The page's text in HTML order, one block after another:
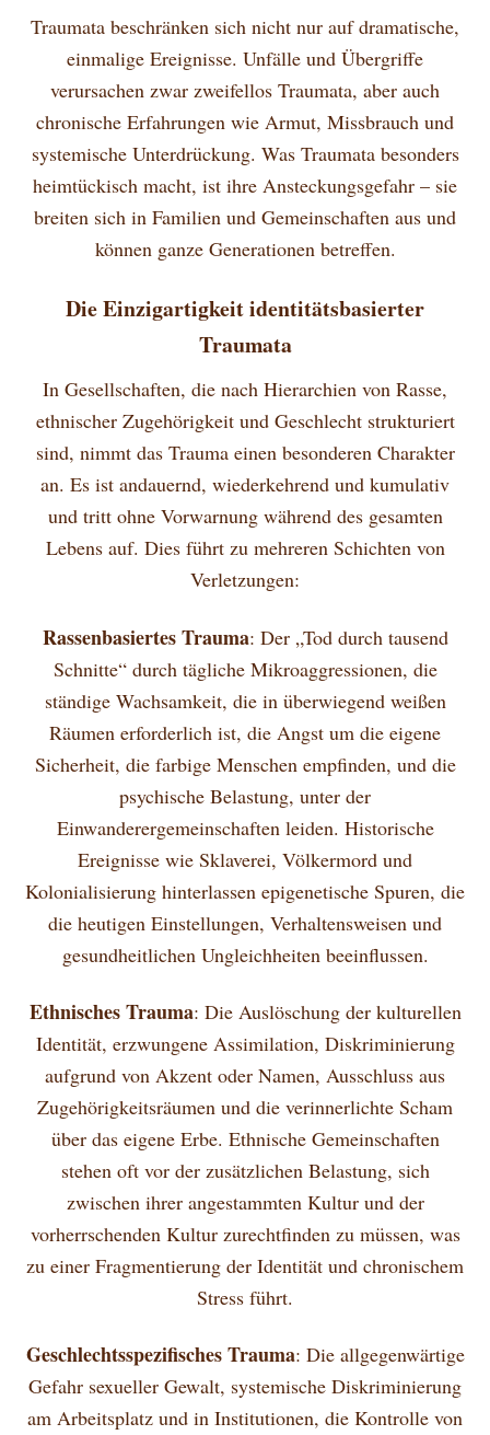
Traumata beschränken sich nicht nur auf dramatische,
einmalige Ereignisse. Unfälle und Übergriffe
verursachen zwar zweifellos Traumata, aber auch
chronische Erfahrungen wie Armut, Missbrauch und
systemische Unterdrückung. Was Traumata besonders
heimtückisch macht, ist ihre Ansteckungsgefahr – sie
breiten sich in Familien und Gemeinschaften aus und
können ganze Generationen betreffen.
Die Einzigartigkeit identitätsbasierter
Traumata
In Gesellschaften, die nach Hierarchien von Rasse,
ethnischer Zugehörigkeit und Geschlecht strukturiert
sind, nimmt das Trauma einen besonderen Charakter
an. Es ist andauernd, wiederkehrend und kumulativ
und tritt ohne Vorwarnung während des gesamten
Lebens auf. Dies führt zu mehreren Schichten von
Verletzungen:
Rassenbasiertes Trauma: Der „Tod durch tausend
Schnitte“ durch tägliche Mikroaggressionen, die
ständige Wachsamkeit, die in überwiegend weißen
Räumen erforderlich ist, die Angst um die eigene
Sicherheit, die farbige Menschen empfinden, und die
psychische Belastung, unter der
Einwanderergemeinschaften leiden. Historische
Ereignisse wie Sklaverei, Völkermord und
Kolonialisierung hinterlassen epigenetische Spuren, die
die heutigen Einstellungen, Verhaltensweisen und
gesundheitlichen Ungleichheiten beeinflussen.
Ethnisches Trauma: Die Auslöschung der kulturellen
Identität, erzwungene Assimilation, Diskriminierung
aufgrund von Akzent oder Namen, Ausschluss aus
Zugehörigkeitsräumen und die verinnerlichte Scham
über das eigene Erbe. Ethnische Gemeinschaften
stehen oft vor der zusätzlichen Belastung, sich
zwischen ihrer angestammten Kultur und der
vorherrschenden Kultur zurechtfinden zu müssen, was
zu einer Fragmentierung der Identität und chronischem
Stress führt.
Geschlechtsspezifisches Trauma: Die allgegenwärtige
Gefahr sexueller Gewalt, systemische Diskriminierung
am Arbeitsplatz und in Institutionen, die Kontrolle von